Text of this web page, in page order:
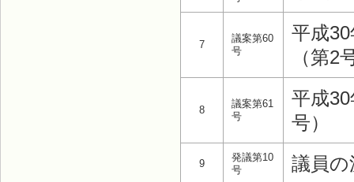
7
議案第60
号
平成
（第2
8
議案第61
号
平成
号）
9
発議第10
号
議員